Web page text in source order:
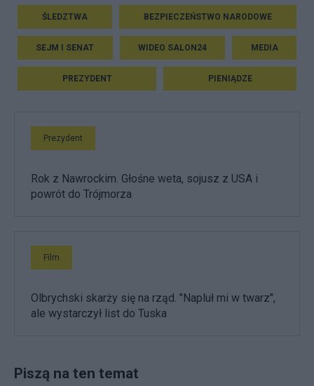
ŚLEDZTWA BEZPIECZEŃSTWO NARODOWE
SEJM I SENAT WIDEO SALON24 MEDIA
PREZYDENT PIENIĄDZE
Prezydent
Rok z Nawrockim. Głośne weta, sojusz z USA i
powrót do Trójmorza
Film
Olbrychski skarży się na rząd. "Napluł mi w twarz",
ale wystarczył list do Tuska
Piszą na ten temat